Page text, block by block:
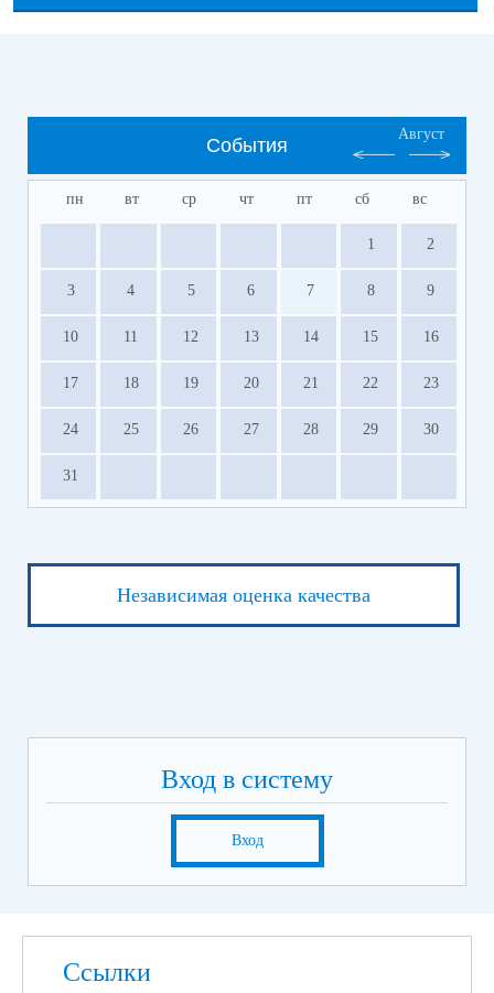
События
Август
пн вт ср чт пт сб вс
1 2
3 4 5 6 7 8 9
10 11 12 13 14 15 16
17 18 19 20 21 22 23
24 25 26 27 28 29 30
31
Независимая оценка качества
Вход в систему
Вход
Ссылки